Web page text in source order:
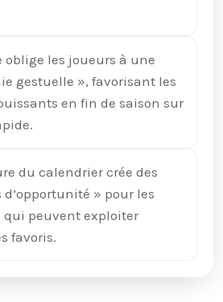
oblige les joueurs à une
gestuelle », favorisant les
en fin de saison sur
du calendrier crée des
d’opportunité » pour les
qui peuvent exploiter
favoris.